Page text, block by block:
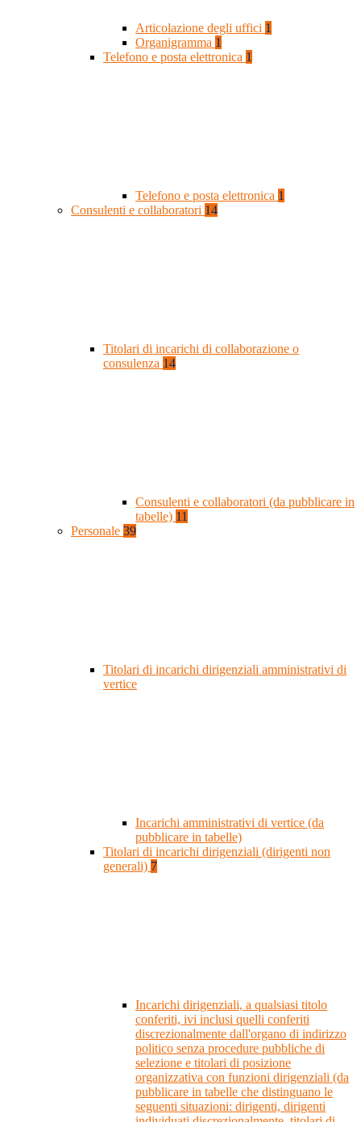
Articolazione degli uffici 1
Organigramma 1
Telefono e posta elettronica 1
Telefono e posta elettronica 1
Consulenti e collaboratori 14
Titolari di incarichi di collaborazione o
consulenza 14
Consulenti e collaboratori (da pubblicare in
tabelle) 11
Personale 39
Titolari di incarichi dirigenziali amministrativi di
vertice
Incarichi amministrativi di vertice (da
pubblicare in tabelle)
Titolari di incarichi dirigenziali (dirigenti non
generali) 7
Incarichi dirigenziali, a qualsiasi titolo
conferiti, ivi inclusi quelli conferiti
discrezionalmente dall'organo di indirizzo
politico senza procedure pubbliche di
selezione e titolari di posizione
organizzativa con funzioni dirigenziali (da
pubblicare in tabelle che distinguano le
seguenti situazioni: dirigenti, dirigenti